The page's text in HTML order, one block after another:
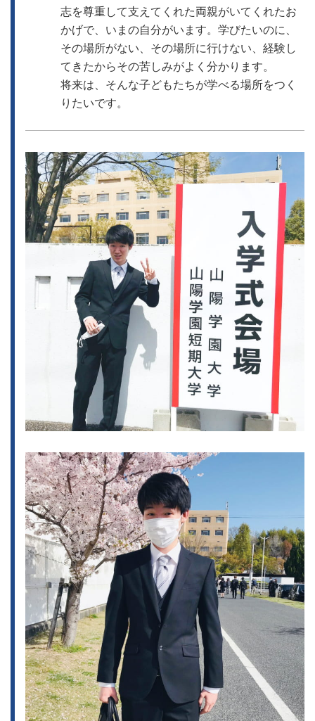
志を尊重して支えてくれた両親がいてくれたお
かげで、いまの自分がいます。学びたいのに、
その場所がない、その場所に行けない、経験し
てきたからその苦しみがよく分かります。
将来は、そんな子どもたちが学べる場所をつく
りたいです。